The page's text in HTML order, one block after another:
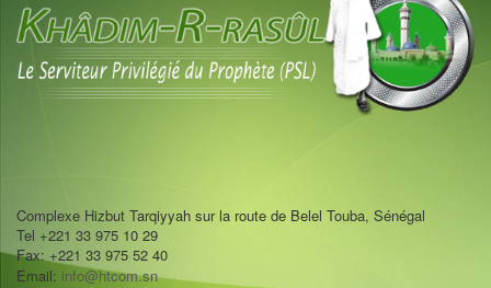
Complexe Hizbut Tarqiyyah sur la route de Belel Touba, Sénégal
Tel +221 33 975 10 29
Fax: +221 33 975 52 40
Email: info@htcom.sn